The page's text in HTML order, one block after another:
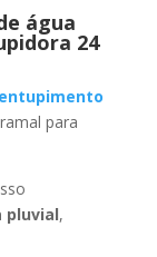
água
24
para
pluvial,